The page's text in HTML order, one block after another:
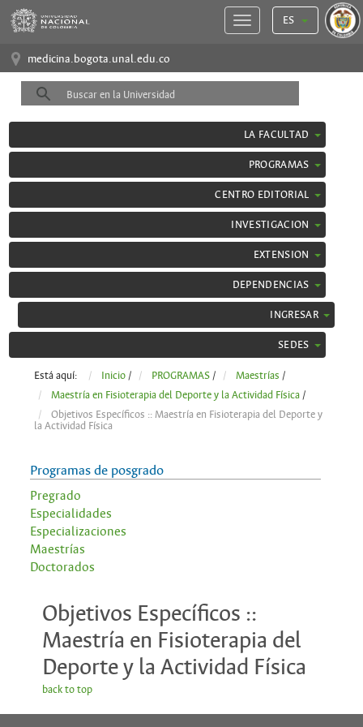
ES
medicina.bogota.unal.edu.co
LA FACULTAD
PROGRAMAS
CENTRO EDITORIAL
INVESTIGACION
EXTENSION
DEPENDENCIAS
INGRESAR
SEDES
Está aquí: Inicio / PROGRAMAS / Maestrías /
Maestría en Fisioterapia del Deporte y la Actividad Física /
Objetivos Específicos :: Maestría en Fisioterapia del Deporte y
la Actividad Física
Programas de posgrado
Pregrado
Especialidades
Especializaciones
Maestrías
Doctorados
Objetivos Específicos ::
Maestría en Fisioterapia del
Deporte y la Actividad Física
back to top